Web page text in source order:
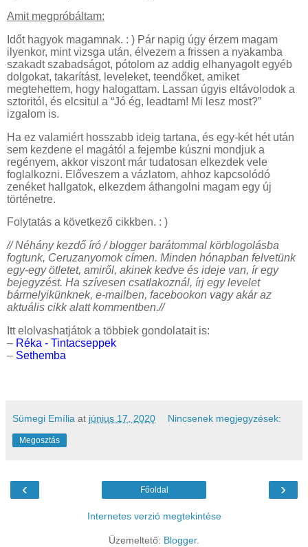
Amit megpróbáltam:
Időt hagyok magamnak. : ) Pár napig úgy érzem magam
ilyenkor, mint vizsga után, élvezem a frissen a nyakamba
szakadt szabadságot, pótolom az addig elhanyagolt egyéb
dolgokat, takarítást, leveleket, teendőket, amiket
megtehettem, hogy halogattam. Lassan úgyis eltávolodok a
sztoritól, és elcsitul a “Jó ég, leadtam! Mi lesz most?”
izgalom is.
Ha ez valamiért hosszabb ideig tartana, és egy-két hét után
sem kezdene el magától a fejembe kúszni mondjuk a
regényem, akkor viszont már tudatosan elkezdek vele
foglalkozni. Előveszem a vázlatom, ahhoz kapcsolódó
zenéket hallgatok, elkezdem áthangolni magam egy új
történetre.
Folytatás a következő cikkben. : )
// Néhány kezdő író / blogger barátommal körblogolásba
fogtunk, Ceruzanyomok címen. Minden hónapban felvetünk
egy-egy ötletet, amiről, akinek kedve és ideje van, ír egy
bejegyzést. Ha szívesen csatlakoznál, írj egy levelet
bármelyikünknek, e-mailben, facebookon vagy akár az
aktuális cikk alatt kommentben.//
Itt elolvashatjátok a többiek gondolatait is:
– Réka - Tintacseppek
– Sethemba
Sümegi Emília at június 17, 2020 Nincsenek megjegyzések:
Megosztás
‹ ›
Főoldal
Internetes verzió megtekintése
Üzemeltető: Blogger.